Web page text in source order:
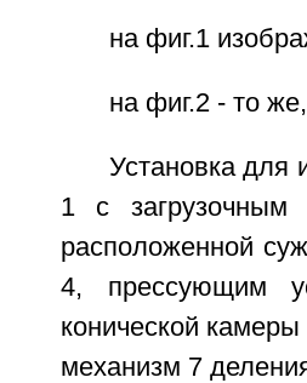
на фиг.1
на фиг.2 - то
Установка для
1 с загрузочным
расположенной
4, прессующим
конической
механизм 7